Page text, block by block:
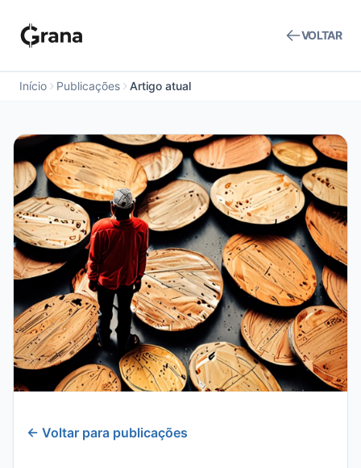
VOLTAR
Início Publicações Artigo atual
← Voltar para publicações